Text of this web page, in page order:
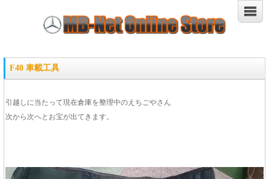
F40 車載工具
引越しに当たって現在倉庫を整理中のえちごやさん
次から次へとお宝が出てきます。